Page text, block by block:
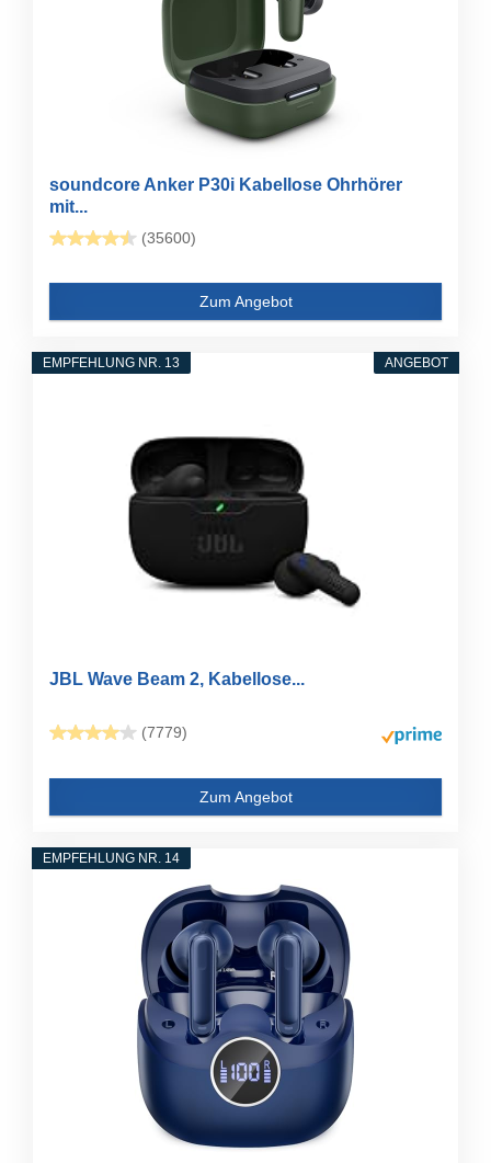
soundcore Anker P30i Kabellose Ohrhörer
mit...
(35600)
Zum Angebot
ANGEBOT
EMPFEHLUNG NR. 13
JBL Wave Beam 2, Kabellose...
(7779)
Zum Angebot
EMPFEHLUNG NR. 14